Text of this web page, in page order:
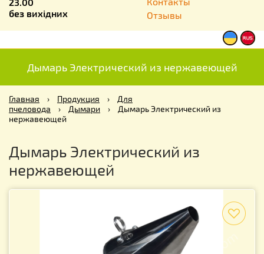
без вихідних
Отзывы
Дымарь Электрический из нержавеющей
Главная › Продукция ›
Для
пчеловода
› Дымари ›
Дымарь Электрический из
нержавеющей
Дымарь Электрический из
нержавеющей